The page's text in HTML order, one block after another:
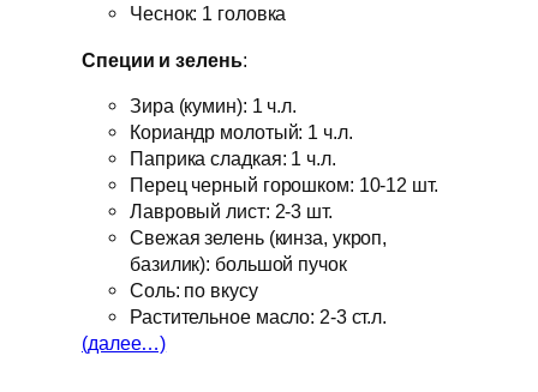
Чеснок: 1 головка
Специи и зелень:
Зира (кумин): 1 ч.л.
Кориандр молотый: 1 ч.л.
Паприка сладкая: 1 ч.л.
Перец черный горошком: 10-12 шт.
Лавровый лист: 2-3 шт.
Свежая зелень (кинза, укроп,
базилик): большой пучок
Соль: по вкусу
Растительное масло: 2-3 ст.л.
(далее…)